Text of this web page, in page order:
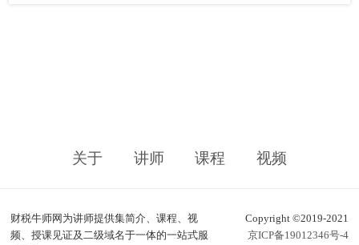
关于 讲师 课程 视频
财税牛师网为讲师提供集简介、课程、视
频、授课见证及二级域名于一体的一站式服
Copyright ©2019-2021
京ICP备19012346号-4